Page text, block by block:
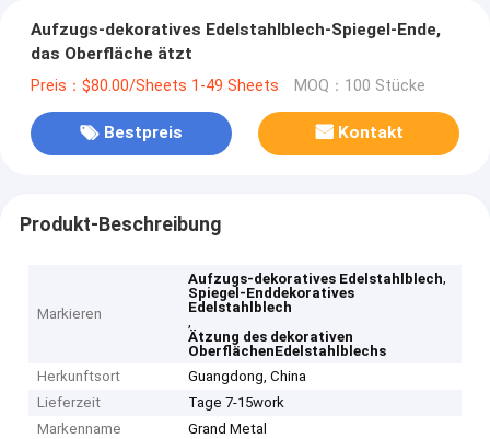
Aufzugs-dekoratives Edelstahlblech-Spiegel-Ende,
das Oberfläche ätzt
Preis：$80.00/Sheets 1-49 Sheets MOQ：100 Stücke
Bestpreis Kontakt
Produkt-Beschreibung
Markieren
Aufzugs-dekoratives Edelstahlblech,
Spiegel-Enddekoratives
Edelstahlblech
,
Ätzung des dekorativen
OberflächenEdelstahlblechs
Herkunftsort
Guangdong, China
Lieferzeit
Tage 7-15work
Markenname
Grand Metal